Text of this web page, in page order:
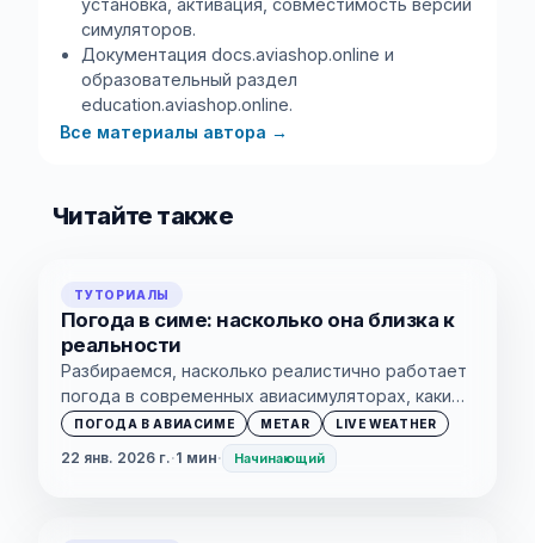
симуляторов.
Документация docs.aviashop.online и
образовательный раздел
education.aviashop.online.
Все материалы автора →
Читайте также
ТУТОРИАЛЫ
Погода в симе: насколько она близка к
реальности
Разбираемся, насколько реалистично работает
погода в современных авиасимуляторах, какие
данные используются и где проходит граница
между реальной метеообстановкой и
ПОГОДА В АВИАСИМЕ METAR LIVE WEATHER
22 янв. 2026 г.·1 мин· Начинающий